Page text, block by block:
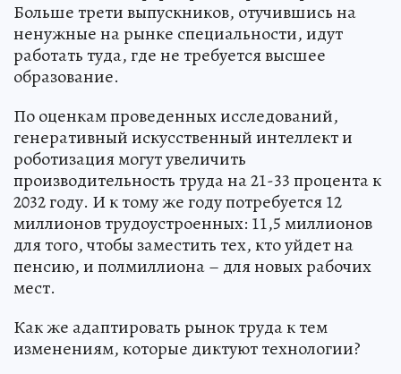
Больше трети выпускников, отучившись на
ненужные на рынке специальности, идут
работать туда, где не требуется высшее
образование.
По оценкам проведенных исследований,
генеративный искусственный интеллект и
роботизация могут увеличить
производительность труда на 21-33 процента к
2032 году. И к тому же году потребуется 12
миллионов трудоустроенных: 11,5 миллионов
для того, чтобы заместить тех, кто уйдет на
пенсию, и полмиллиона – для новых рабочих
мест.
Как же адаптировать рынок труда к тем
изменениям, которые диктуют технологии?